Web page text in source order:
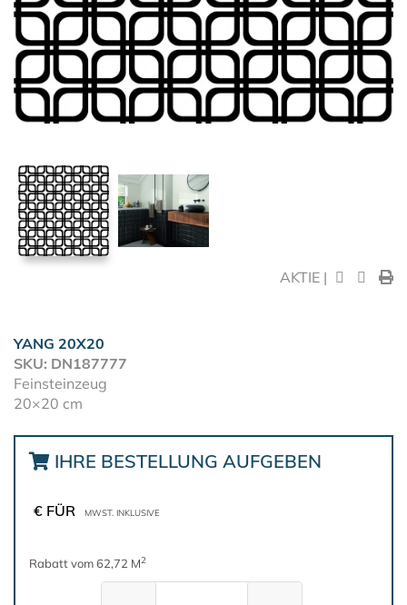
AKTIE |
YANG 20X20
SKU: DN187777
Feinsteinzeug
20×20 cm
IHRE BESTELLUNG AUFGEBEN
€ FÜR MWST. INKLUSIVE
Rabatt vom 62,72 M2